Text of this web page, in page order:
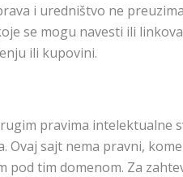
i uredništvo ne
se mogu navesti ili
ili kupovini.
pravima intelektualne
Ovaj sajt nema pravni,
tim domenom. Za